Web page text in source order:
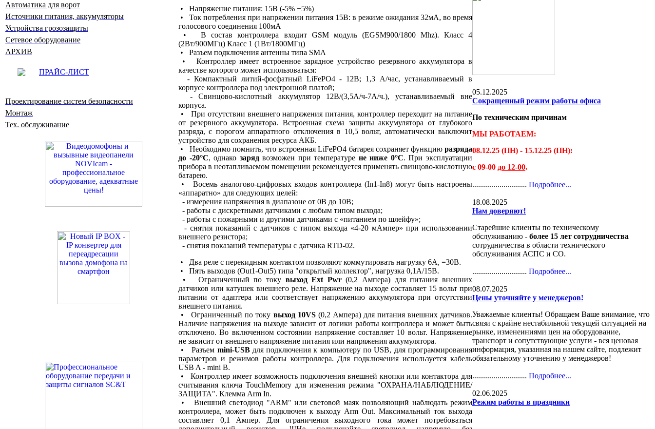
Автоматика для ворот
Источники питания, аккумуляторы
Устройства грозозащиты
Сетевое оборудование
АРХИВ
ПРАЙС-ЛИСТ
Проектирование систем безопасности
Монтаж
Тех. обслуживание
• Напряжение питания: 15В (-5% +5%)
• Ток потребления при напряжении питания 15В: в режиме ожидания 32мА, во время
голосового соединения 100мА
• В состав контроллера входит GSM модуль (EGSM900/1800 Mhz). Класс 4
(2Вт/900МГц) Класс 1 (1Вт/1800МГц)
• Разъем подключения антенны типа SMA
• Контроллер имеет встроенное зарядное устройство резервного аккумулятора в
качестве которого может использоваться:
- Компактный литий-фосфатный LiFePO4 - 12В; 1,3 А/час, устанавливаемый в
корпусе контроллера под электронной платой;
- Свинцово-кислотный аккумулятор 12В/(3,5A/ч-7A/ч.), устанавливаемый вне
корпуса.
• При отсутствии внешнего напряжения питания, контроллер переходит на питание
от резервного аккумулятора. Встроенная схема защиты аккумулятора от глубокого
разряда, с порогом аппаратного отключения в 10,5 вольт, автоматически выключит
устройство для сохранения ресурса АКБ.
• Необходимо помнить, что встроенная LiFePO4 батарея сохраняет функцию разряда
до -20°С, однако зарядвозможен при температуре не ниже 0°С. При эксплуатации
прибора в неотапливаемом помещении рекомендуется применять свинцово-кислотную
батарею.
• Восемь аналогово-цифровых входов контроллера (In1-In8) могут быть настроены
«аппаратно» для следующих целей:
- измерения напряжения в диапазоне от 0В до 10В;
- работы с дискретными датчиками с любым типом выхода;
- работы с пожарными и другими датчиками с «питанием по шлейфу»;
- снятия показаний с датчиков с типом выхода «4-20 мАмпер» при использовании
внешнего резистора;
- снятия показаний температуры с датчика RTD-02.
• Два реле с перекидным контактом позволяют коммутировать нагрузку 6А, =30В.
• Пять выходов (Out1-Out5) типа "открытый коллектор", нагрузка 0,1A/15В.
• Ограниченный по току выход Ext Pwr(0,2 Ампера) для питания внешних
датчиков или катушек внешнего реле. Напряжение на выходе составляет 15 вольт при
питании от адаптера или соответствует напряжению аккумулятора при отсутствии
внешнего питания.
• Ограниченный по току выход 10VS(0,2 Ампера) для питания внешних датчиков.
Наличие напряжения на выходе зависит от логики работы контроллера и может быть
отключено. Во включенном состоянии напряжение составляет 10 вольт. Напряжение
не зависит от внешнего напряжение питания или напряжения аккумулятора.
• Разъем mini-USBдля подключения к компьютеру по USB, для программирования
параметров и режимов работы контроллера. Для подключения используется кабель
USB A - mini B.
• Контроллер имеет возможность подключения внешней кнопки или контактора для
считывания ключа TouchMemory для изменения режима "ОХРАНА/НАБЛЮДЕНИЕ/
ЗАЩИТА". Клемма Arm In.
• Внешний светодиод "ARM" или световой маяк позволяющий наблюдать режим
контроллера, может быть подключен к выходу Arm Out. Максимальный ток выхода
составляет 0,1 Ампер. Для ограничения выходного тока может потребоваться
05.12.2025
Сокращенный режим работы офиса
По техническим причинам
МЫ РАБОТАЕМ:
08.12.25 (ПН) - 15.12.25 (ПН):
с 09-00 до 12-00.
............................ Подробнее...
18.08.2025
Нам доверяют!
Старейшие клиенты по техническому
обслуживанию - более 15 лет сотрудничества
сотрудничества в области технического
обслуживания АСПС и СО.
............................ Подробнее...
08.07.2025
Цены уточняйте у менеджеров!
Уважаемые клиенты! Обращаем Ваше внимание, что
связи с крайне нестабильной текущей ситуацией на
рынке, изменеиниями цен на оборудование,
транспорт и сопутствующие услуги - вся ценовая
информация, указанная на нашем сайте, подлежит
обязательному уточнению у менеджеров!
............................ Подробнее...
02.06.2025
Режим работы в праздники